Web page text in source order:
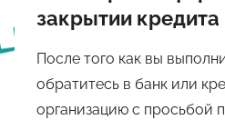
закрытии кредита
После того как вы
обратитесь в банк или
организацию с просьбой